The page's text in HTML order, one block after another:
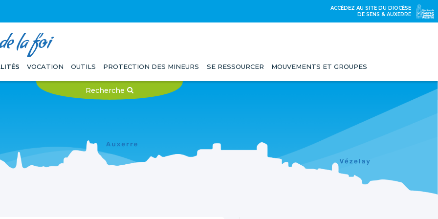
ACCÉDEZ AU SITE DU DIOCÈSE
DE SENS & AUXERRE
la foi
PROTECTION DES MINEURS SE RESSOURCER MOUVEMENTS ET GROUPES
VOCATION OUTILS
Recherche